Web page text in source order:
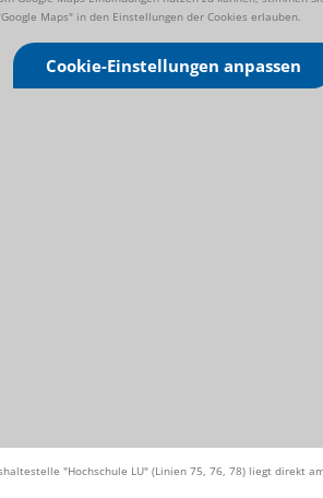
Maps" in den Einstellungen der Cookies erlauben.
Cookie-Einstellungen anpassen
"Hochschule LU" (Linien 75, 76, 78) liegt direkt